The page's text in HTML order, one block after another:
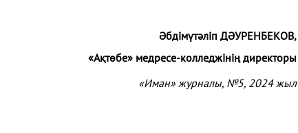
Әбдімүтәліп ДӘУРЕНБЕКОВ,
«Ақтөбе» медресе-колледжінің директоры
«Иман» журналы, №5, 2024 жыл